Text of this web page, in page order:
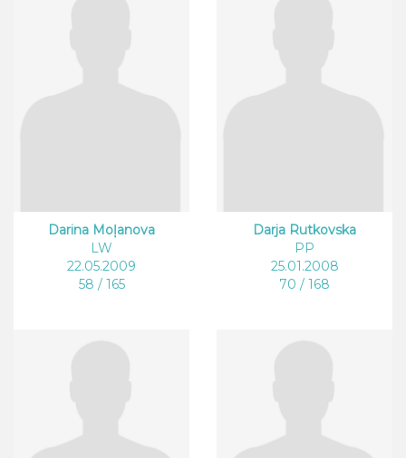
Darina Moļanova
LW
22.05.2009
58 / 165
Darja Rutkovska
PP
25.01.2008
70 / 168